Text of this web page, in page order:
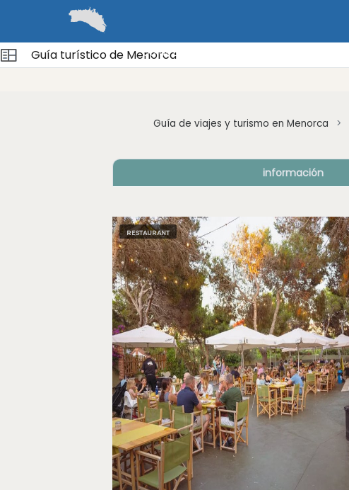
Guías Barcos
Guía turístico de Menorca
Guía de viajes y turismo en Menorca
información
RESTAURANT